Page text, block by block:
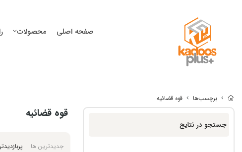
صفحه اصلی محصولات
برچسب‌ها قوه قضائیه
جستجو در نتایج
قوه قضائیه
جدیدترین ها